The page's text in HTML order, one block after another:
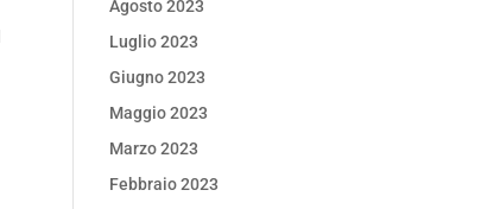
Agosto 2023
Luglio 2023
Giugno 2023
Maggio 2023
Marzo 2023
Febbraio 2023